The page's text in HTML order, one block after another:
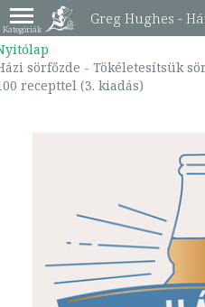
Greg Hughes -
Tökéletesítsük
mint 100 recepttel
kiadás) |
9789636042844
sörfőzde - Tökéletesítsük
recepttel (3. kiadás)